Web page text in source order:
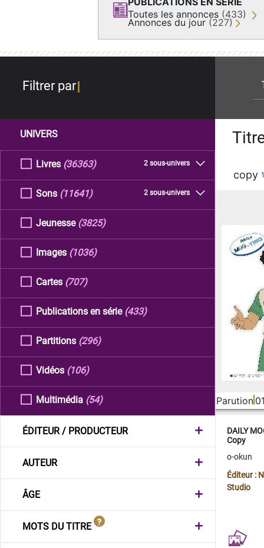
Toutes les annonces (433)
Annonces du jour (227)
Filtrer par
UNIVERS
Livres 2 sous-univers
(36363)
Sons 2 sous-univers
(11641)
Jeunesse (3825)
Images (1036)
Cartes (707)
Publications en série (433)
Partitions (296)
Vidéos (106)
Multimédia (54)
ÉDITEUR / PRODUCTEUR
AUTEUR
ÂGE
MOTS DU TITRE
copy
Parution
DAILY
Copy
o-okun
Éditeur :
Studio